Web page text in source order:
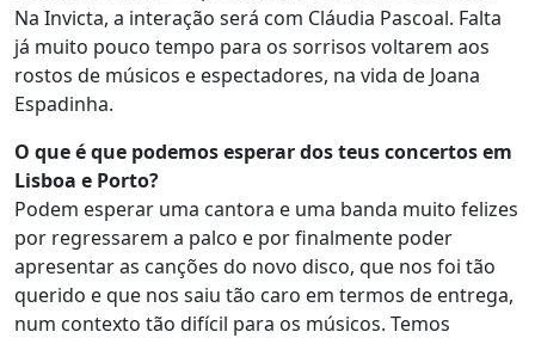
Na Invicta, a interação será com Cláudia Pascoal. Falta
já muito pouco tempo para os sorrisos voltarem aos
rostos de músicos e espectadores, na vida de Joana
Espadinha.
O que é que podemos esperar dos teus concertos em
Lisboa e Porto?
Podem esperar uma cantora e uma banda muito felizes
por regressarem a palco e por finalmente poder
apresentar as canções do novo disco, que nos foi tão
querido e que nos saiu tão caro em termos de entrega,
num contexto tão difícil para os músicos. Temos